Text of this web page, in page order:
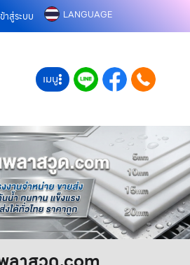
ข้าสู่ระบบ LANGUAGE
เมนู